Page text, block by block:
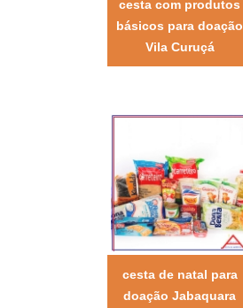
cesta com produtos
básicos para doação
Vila Curuçá
cesta de natal para
doação Jabaquara